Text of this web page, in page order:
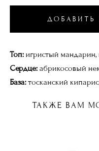
ДОБАВИТЬ
Топ:игристый
Сердце:абрикосовый
База:тосканский
ТАКЖЕ ВАМ